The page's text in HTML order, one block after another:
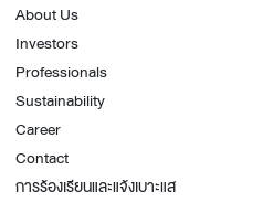
About Us
Investors
Professionals
Sustainability
Career
Contact
การร้องเรียนและแจ้งเบาะแส